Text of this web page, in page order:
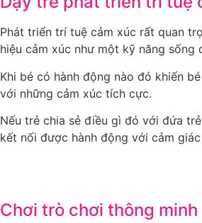
Phát triển trí tuệ cảm xúc rất quan
hiệu cảm xúc như một kỹ năng sống
Khi bé có hành động nào đó khiến
với những cảm xúc tích cực.
Nếu trẻ chia sẻ điều gì đó với đứa
kết nối được hành động với cảm
Chơi trò chơi thông minh